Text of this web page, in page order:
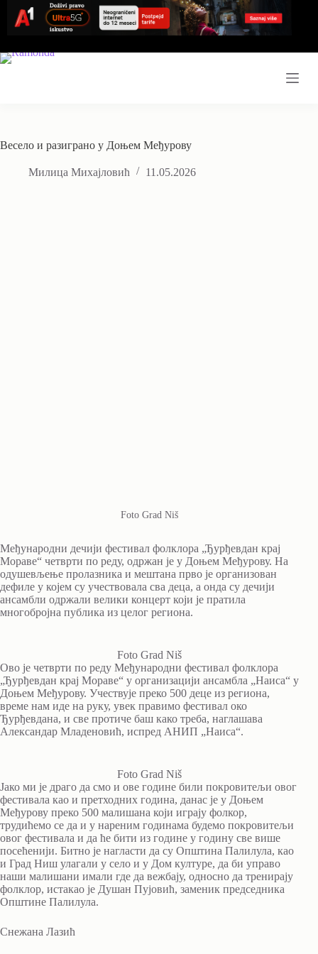
content
Весело и разиграно у Доњем Међурову
Милица Михајловић 11.05.2026
Foto Grad Niš
Међународни дечији фестивал фолклора „Ђурђевдан крај
Мораве“ четврти по реду, одржан је у Доњем Међурову. На
одушевљење пролазника и мештана прво је организован
дефиле у којем су учествовала сва деца, а онда су дечији
ансамбли одржали велики концерт који је пратила
многобројна публика из целог региона.
Foto Grad Niš
Ово је четврти по реду Међународни фестивал фолклора
„Ђурђевдан крај Мораве“ у организацији ансамбла „Наиса“ у
Доњем Међурову. Учествује преко 500 деце из региона,
време нам иде на руку, увек правимо фестивал око
Ђурђевдана, и све протиче баш како треба, наглашава
Александар Младеновић, испред АНИП „Наиса“.
Foto Grad Niš
Јако ми је драго да смо и ове године били покровитељи овог
фестивала као и претходних година, данас је у Доњем
Међурову преко 500 малишана који играју фолкор,
трудићемо се да и у нареним годинама будемо покровитељи
овог фестивала и да ће бити из године у годину све више
посећенији. Битно је нагласти да су Општина Палилула, као
и Град Ниш улагали у село и у Дом културе, да би управо
наши малишани имали где да вежбају, односно да тренирају
фолклор, истакао је Душан Пујовић, заменик председника
Општине Палилула.
Снежана Лазић